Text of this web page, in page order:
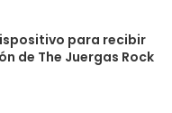
para recibir
de The Juergas Rock